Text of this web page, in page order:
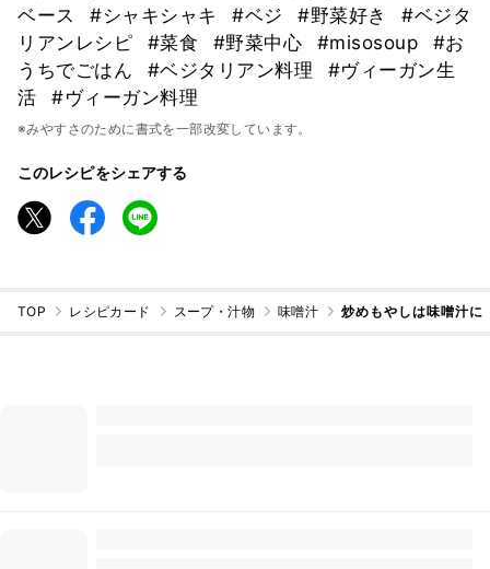
ベース
#シャキシャキ #ベジ #野菜好き
#ベジタ
リアンレシピ
#菜食 #野菜中心 #misosoup
#お
うちでごはん
#ベジタリアン料理
#ヴィーガン生
活
#ヴィーガン料理
※みやすさのために書式を一部改変しています。
このレシピをシェアする
TOP レシピカード スープ・汁物 味噌汁 炒めもやしは味噌汁に